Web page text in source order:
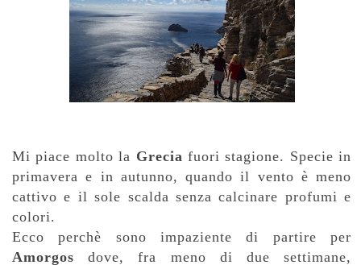
Mi piace molto la Grecia fuori stagione. Specie in
primavera e in autunno, quando il vento è meno
cattivo e il sole scalda senza calcinare profumi e
colori.
Ecco perchè sono impaziente di partire per
Amorgosdove, fra meno di due settimane,